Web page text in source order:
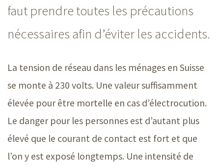
faut prendre toutes les précautions
nécessaires afin d’éviter les accidents.
La tension de réseau dans les ménages en Suisse
se monte à 230 volts. Une valeur suffisamment
élevée pour être mortelle en cas d’électrocution.
Le danger pour les personnes est d’autant plus
élevé que le courant de contact est fort et que
l’on y est exposé longtemps. Une intensité de